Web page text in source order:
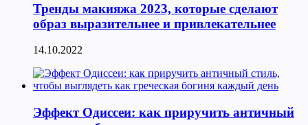
Тренды макияжа 2023, которые сделают
образ выразительнее и привлекательнее
14.10.2022
Эффект Одиссеи: как приручить античный